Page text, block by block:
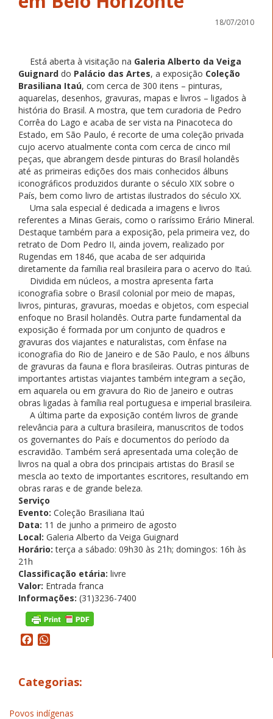
18/07/2010
Está aberta à visitação na Galeria Alberto da Veiga
Guignard do Palácio das Artes, a exposição Coleção
Brasiliana Itaú, com cerca de 300 itens – pinturas,
aquarelas, desenhos, gravuras, mapas e livros – ligados à
história do Brasil. A mostra, que tem curadoria de Pedro
Corrêa do Lago e acaba de ser vista na Pinacoteca do
Estado, em São Paulo, é recorte de uma coleção privada
cujo acervo atualmente conta com cerca de cinco mil
peças, que abrangem desde pinturas do Brasil holandês
até as primeiras edições dos mais conhecidos álbuns
iconográficos produzidos durante o século XIX sobre o
País, bem como livro de artistas ilustrados do século XX.
Uma sala especial é dedicada a imagens e livros
referentes a Minas Gerais, como o raríssimo Erário Mineral.
Destaque também para a exposição, pela primeira vez, do
retrato de Dom Pedro II, ainda jovem, realizado por
Rugendas em 1846, que acaba de ser adquirida
diretamente da família real brasileira para o acervo do Itaú.
Dividida em núcleos, a mostra apresenta farta
iconografia sobre o Brasil colonial por meio de mapas,
livros, pinturas, gravuras, moedas e objetos, com especial
enfoque no Brasil holandês. Outra parte fundamental da
exposição é formada por um conjunto de quadros e
gravuras dos viajantes e naturalistas, com ênfase na
iconografia do Rio de Janeiro e de São Paulo, e nos álbuns
de gravuras da fauna e flora brasileiras. Outras pinturas de
importantes artistas viajantes também integram a seção,
em aquarela ou em gravura do Rio de Janeiro e outras
obras ligadas à família real portuguesa e imperial brasileira.
A última parte da exposição contém livros de grande
relevância para a cultura brasileira, manuscritos de todos
os governantes do País e documentos do período da
escravidão. Também será apresentada uma coleção de
livros na qual a obra dos principais artistas do Brasil se
mescla ao texto de importantes escritores, resultando em
obras raras e de grande beleza.
Serviço
Evento: Coleção Brasiliana Itaú
Data: 11 de junho a primeiro de agosto
Local: Galeria Alberto da Veiga Guignard
Horário: terça a sábado: 09h30 às 21h; domingos: 16h às
21h
Classificação etária: livre
Valor: Entrada franca
Informações: (31)3236-7400
Facebook
Categorias:
Povos indígenas